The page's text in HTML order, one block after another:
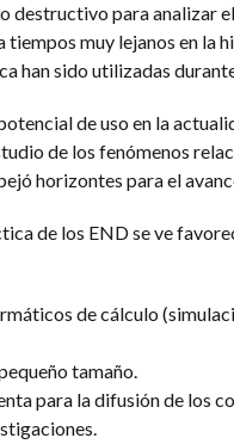
destructivo para analizar
muy lejanos en la
han sido utilizadas
de uso en la
de los fenómenos
horizontes para el
de los END se ve
de cálculo
tamaño.
para la difusión de los